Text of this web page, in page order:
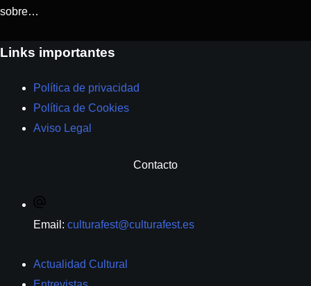
sobre…
Links importantes
Política de privacidad
Política de Cookies
Aviso Legal
Contacto
Email: culturafest@culturafest.es
Actualidad Cultural